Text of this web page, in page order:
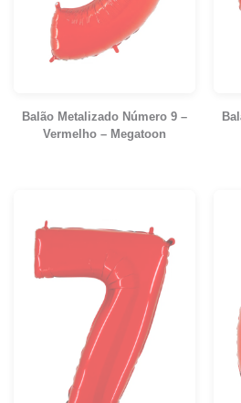
Balão Metalizado Número 9 –
Vermelho – Megatoon